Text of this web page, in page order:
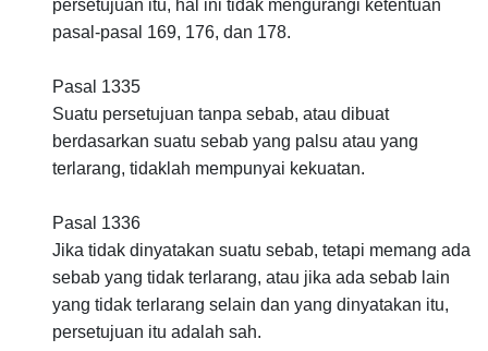
persetujuan itu, hal ini tidak mengurangi ketentuan
pasal-pasal 169, 176, dan 178.
Pasal 1335
Suatu persetujuan tanpa sebab, atau dibuat
berdasarkan suatu sebab yang palsu atau yang
terlarang, tidaklah mempunyai kekuatan.
Pasal 1336
Jika tidak dinyatakan suatu sebab, tetapi memang ada
sebab yang tidak terlarang, atau jika ada sebab lain
yang tidak terlarang selain dan yang dinyatakan itu,
persetujuan itu adalah sah.